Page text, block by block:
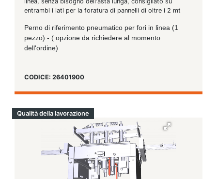
entrambi i lati per la foratura di pannelli di oltre i 2 mt
Perno di riferimento pneumatico per fori in linea (1
pezzo) - ( opzione da richiedere al momento
dell'ordine)
CODICE: 26401900
Qualità della lavorazione